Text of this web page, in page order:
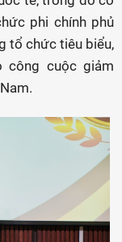
phi chính phủ
tổ chức tiêu biểu,
công cuộc giảm